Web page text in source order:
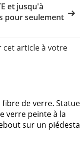
et jusqu'à
pour seulement
cet article à votre
de verre. Statue
verre peinte à la
sur un